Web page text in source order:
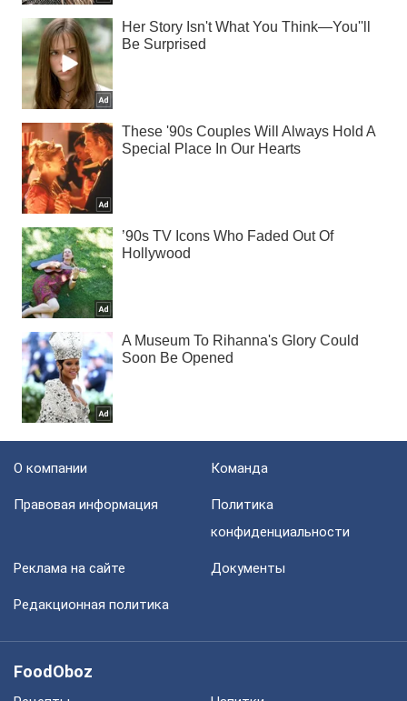
О компании Команда
Правовая информация
Политика
конфиденциальности
Реклама на сайте Документы
Редакционная политика
FoodOboz